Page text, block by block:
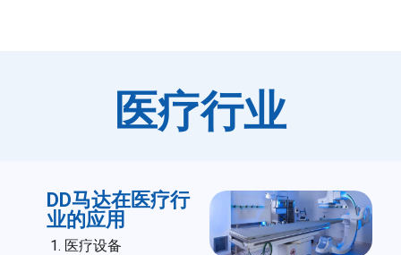
医疗行业
DD马达在医疗行
业的应用
医疗设备